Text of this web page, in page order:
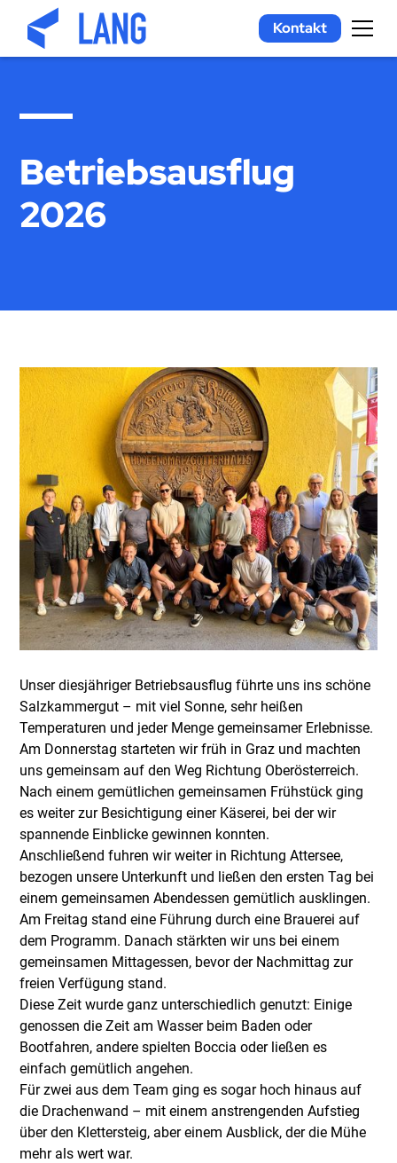
Kontakt
Betriebsausflug
2026
Unser diesjähriger Betriebsausflug führte uns ins schöne
Salzkammergut – mit viel Sonne, sehr heißen
Temperaturen und jeder Menge gemeinsamer Erlebnisse.
Am Donnerstag starteten wir früh in Graz und machten
uns gemeinsam auf den Weg Richtung Oberösterreich.
Nach einem gemütlichen gemeinsamen Frühstück ging
es weiter zur Besichtigung einer Käserei, bei der wir
spannende Einblicke gewinnen konnten.
Anschließend fuhren wir weiter in Richtung Attersee,
bezogen unsere Unterkunft und ließen den ersten Tag bei
einem gemeinsamen Abendessen gemütlich ausklingen.
Am Freitag stand eine Führung durch eine Brauerei auf
dem Programm. Danach stärkten wir uns bei einem
gemeinsamen Mittagessen, bevor der Nachmittag zur
freien Verfügung stand.
Diese Zeit wurde ganz unterschiedlich genutzt: Einige
genossen die Zeit am Wasser beim Baden oder
Bootfahren, andere spielten Boccia oder ließen es
einfach gemütlich angehen.
Für zwei aus dem Team ging es sogar hoch hinaus auf
die Drachenwand – mit einem anstrengenden Aufstieg
über den Klettersteig, aber einem Ausblick, der die Mühe
mehr als wert war.